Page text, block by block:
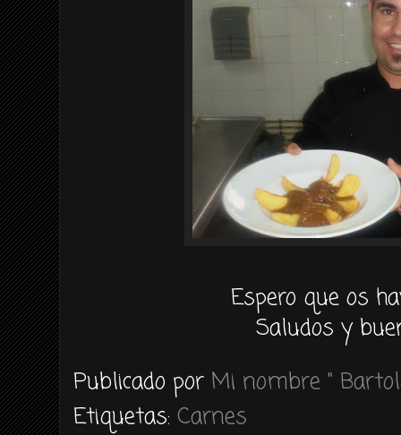
Espero que os
Saludos y
Publicado por Mi nombre "
Etiquetas: Carnes